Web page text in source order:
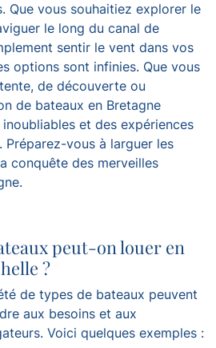
Que vous souhaitiez explorer le
le long du canal de
sentir le vent dans vos
options sont infinies. Que vous
de découverte ou
de bateaux en Bretagne
et des expériences
Préparez-vous à larguer les
conquête des merveilles
peut-on louer en
?
de types de bateaux peuvent
aux besoins et aux
Voici quelques exemples :